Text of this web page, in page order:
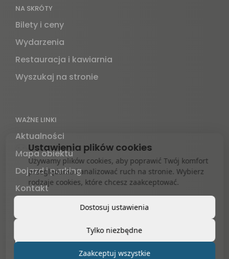
NA SKRÓTY
Bilety i ceny
Wydarzenia
Restauracja i kawiarnia
Wyszukaj na stronie
WAŻNE LINKI
Aktualności
Mapa obiektu
Dojazd i parking
Kontakt
Informacje prawne
Ustawienia plików cookies
Używamy plików cookies, aby poprawić Twój komfort
przeglądania i analizować ruch na stronie. Wybierz
rodzaje cookies, które chcesz zaakceptować.
Dostosuj ustawienia
Tylko niezbędne
Zaakceptuj wszystkie